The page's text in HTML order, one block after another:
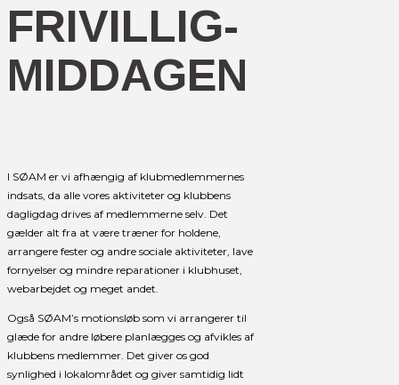
FRIVILLIG-
MIDDAGEN
I SØAM er vi afhængig af klubmedlemmernes
indsats, da alle vores aktiviteter og klubbens
dagligdag drives af medlemmerne selv. Det
gælder alt fra at være træner for holdene,
arrangere fester og andre sociale aktiviteter, lave
fornyelser og mindre reparationer i klubhuset,
webarbejdet og meget andet.
Også SØAM’s motionsløb som vi arrangerer til
glæde for andre løbere planlægges og afvikles af
klubbens medlemmer. Det giver os god
synlighed i lokalområdet og giver samtidig lidt